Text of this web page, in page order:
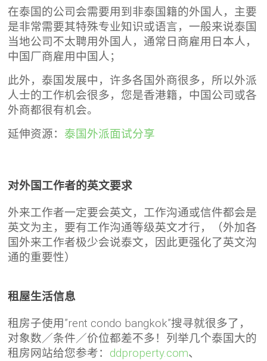
在泰国的公司会需要用到非泰国籍的外国人，主要
是非常需要其特殊专业知识或语言，一般来说泰国
当地公司不太聘用外国人，通常日商雇用日本人，
中国厂商雇用中国人；
此外，泰国发展中，许多各国外商很多，所以外派
人士的工作机会很多，您是香港籍，中国公司或各
外商都很有机会。
延伸资源： 泰国外派面试分享
对外国工作者的英文要求
外来工作者一定要会英文，工作沟通或信件都会是
英文为主，要有工作沟通等级英文才行，（外加各
国外来工作者极少会说泰文，因此更强化了英文沟
通的重要性）
租屋生活信息
租房子使用”rent condo bangkok”搜寻就很多了，
对象数／条件／价位都差不多！列举几个泰国大的
租房网站给您参考： ddproperty.com、